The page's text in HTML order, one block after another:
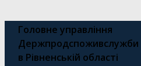
Головне управління
Держпродспоживслужби
в Рівненській області